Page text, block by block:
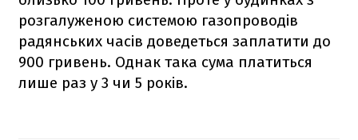
розгалуженою системою газопроводів
радянських часів доведеться заплатити до
900 гривень. Однак така сума платиться
лише раз у 3 чи 5 років.